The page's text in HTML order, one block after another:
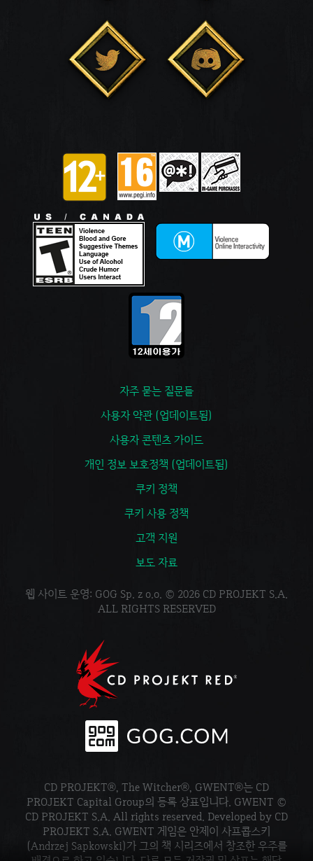
자주 묻는 질문들
사용자 약관 (업데이트됨)
사용자 콘텐츠 가이드
개인 정보 보호정책 (업데이트됨)
쿠키 정책
쿠키 사용 정책
고객 지원
보도 자료
웹 사이트 운영: GOG Sp. z o.o. © 2026 CD PROJEKT S.A.
ALL RIGHTS RESERVED
CD PROJEKT®, The Witcher®, GWENT®는 CD
PROJEKT Capital Group의 등록 상표입니다. GWENT ©
CD PROJEKT S.A. All rights reserved. Developed by CD
PROJEKT S.A. GWENT 게임은 안제이 사프콥스키
(Andrzej Sapkowski)가 그의 책 시리즈에서 창조한 우주를